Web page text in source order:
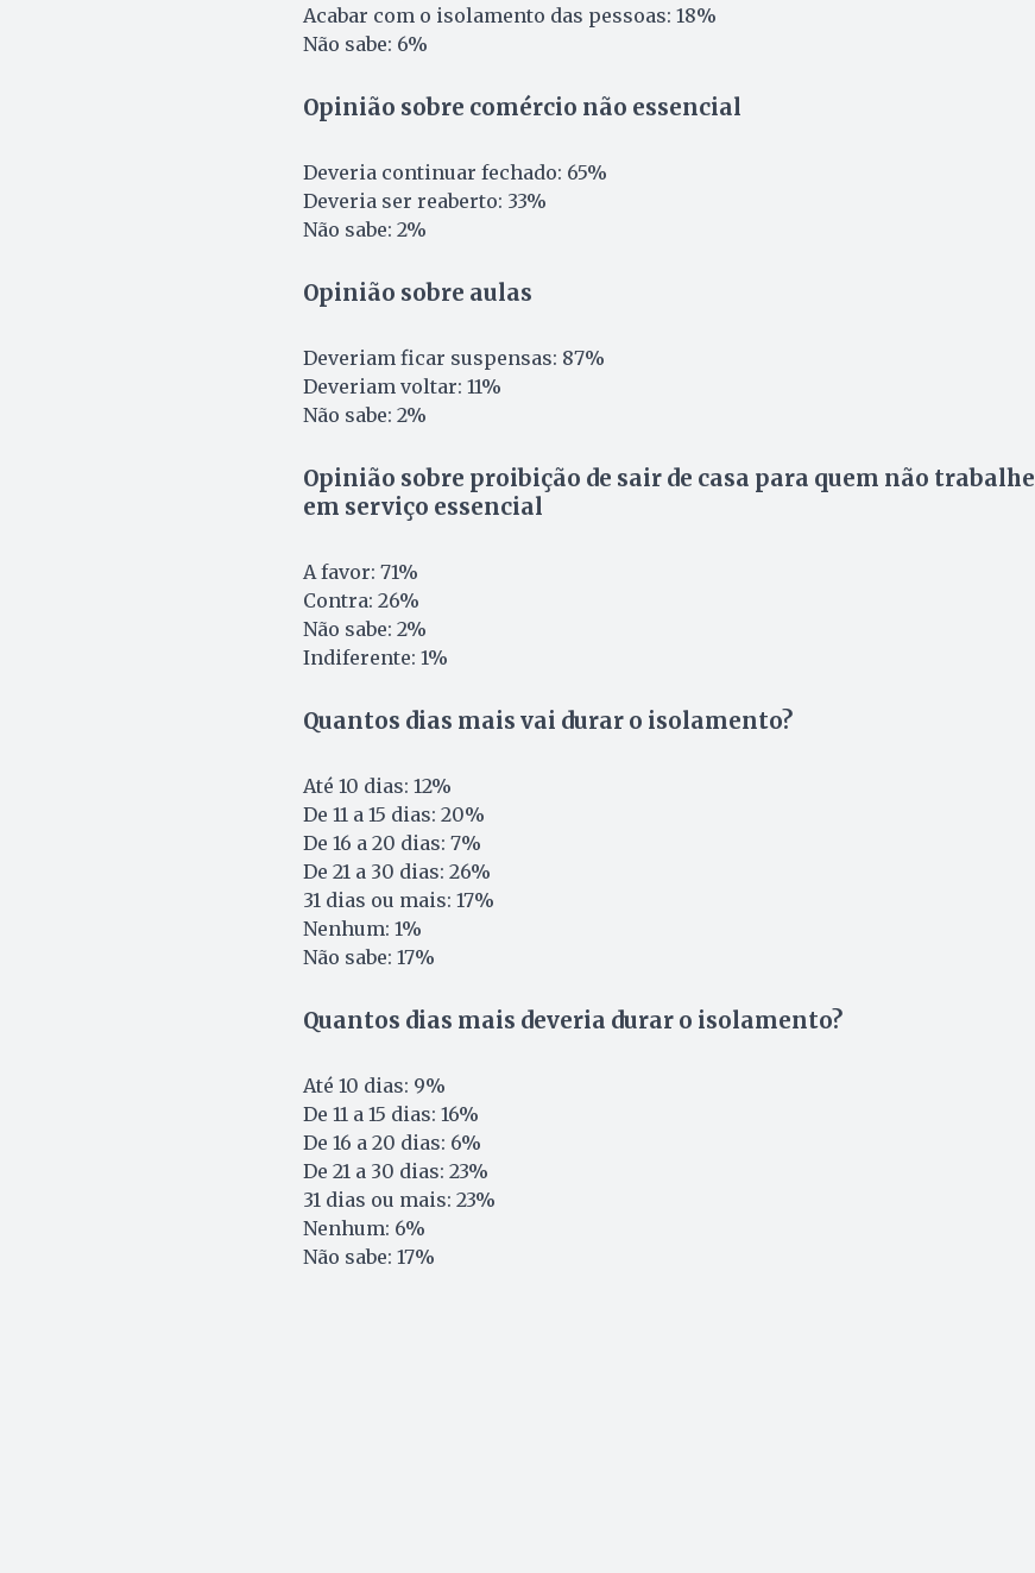
Acabar com o isolamento das pessoas: 18%
Não sabe: 6%
Opinião sobre comércio não essencial
Deveria continuar fechado: 65%
Deveria ser reaberto: 33%
Não sabe: 2%
Opinião sobre aulas
Deveriam ficar suspensas: 87%
Deveriam voltar: 11%
Não sabe: 2%
Opinião sobre proibição de sair de casa para quem não trabalhe
em serviço essencial
A favor: 71%
Contra: 26%
Não sabe: 2%
Indiferente: 1%
Quantos dias mais vai durar o isolamento?
Até 10 dias: 12%
De 11 a 15 dias: 20%
De 16 a 20 dias: 7%
De 21 a 30 dias: 26%
31 dias ou mais: 17%
Nenhum: 1%
Não sabe: 17%
Quantos dias mais deveria durar o isolamento?
Até 10 dias: 9%
De 11 a 15 dias: 16%
De 16 a 20 dias: 6%
De 21 a 30 dias: 23%
31 dias ou mais: 23%
Nenhum: 6%
Não sabe: 17%